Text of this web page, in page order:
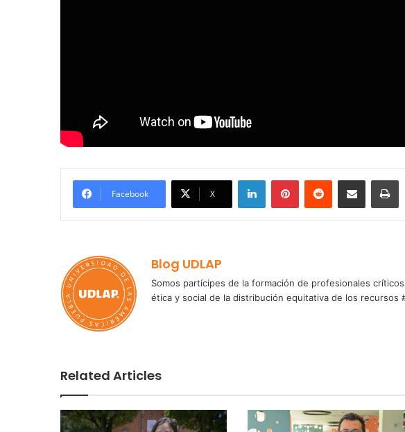
Facebook X
LinkedInPinterestReddit Share via Email
Blog UDLAP
Somos partícipes de la formación de profesionales
ética y social de la distribución equitativa de los recursos
Related Articles